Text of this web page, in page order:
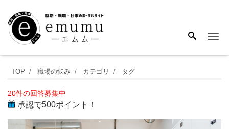
職
場
の
人
TOP 職場の悩み カテゴリ タグ
20件の回答募集中
承認で500ポイント！